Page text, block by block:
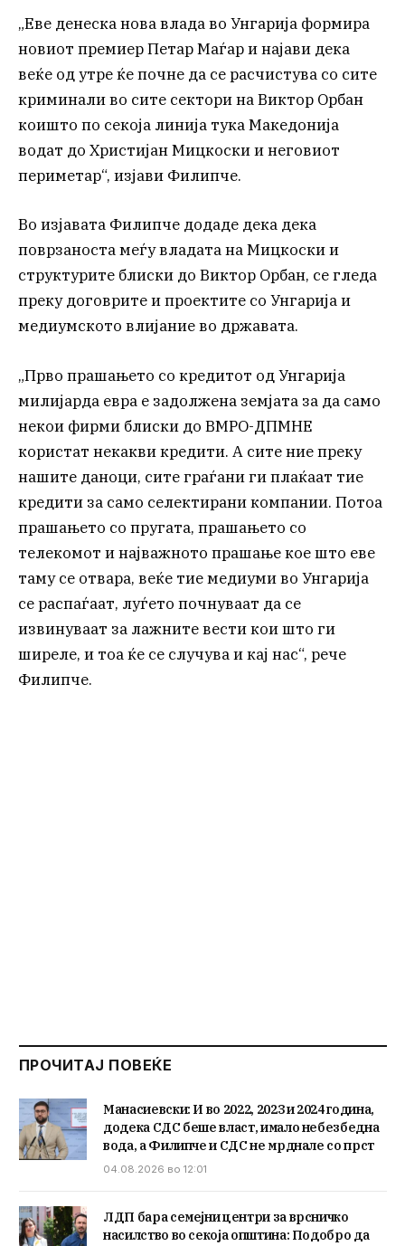
„Еве денеска нова влада во Унгарија формира
новиот премиер Петар Маѓар и најави дека
веќе од утре ќе почне да се расчистува со сите
криминали во сите сектори на Виктор Орбан
коишто по секоја линија тука Македонија
водат до Христијан Мицкоски и неговиот
периметар“, изјави Филипче.
Во изјавата Филипче додаде дека дека
поврзаноста меѓу владата на Мицкоски и
структурите блиски до Виктор Орбан, се гледа
преку договрите и проектите со Унгарија и
медиумското влијание во државата.
„Прво прашањето со кредитот од Унгарија
милијарда евра е задолжена земјата за да само
некои фирми блиски до ВМРО-ДПМНЕ
користат некакви кредити. А сите ние преку
нашите даноци, сите граѓани ги плаќаат тие
кредити за само селектирани компании. Потоа
прашањето со пругата, прашањето со
телекомот и најважното прашање кое што еве
таму се отвара, веќе тие медиуми во Унгарија
се распаѓаат, луѓето почнуваат да се
извинуваат за лажните вести кои што ги
ширеле, и тоа ќе се случува и кај нас“, рече
Филипче.
ПРОЧИТАЈ ПОВЕЌЕ
Манасиевски: И во 2022, 2023 и 2024 година,
додека СДС беше власт, имало небезбедна
вода, а Филипче и СДС не мрднале со прст
04.08.2026 во 12:01
ЛДП бара семејни центри за врсничко
насилство во секоја општина: Подобро да